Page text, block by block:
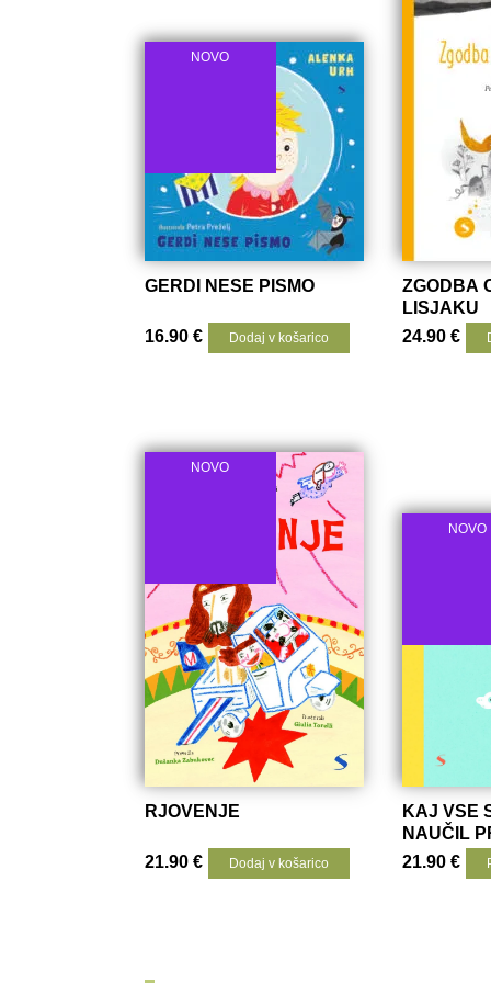
NOVO
GERDI NESE PISMO
16.90€ Dodaj v košarico
ZGODBA
LISJAKU
24.90€
NOVO
RJOVENJE
21.90€ Dodaj v košarico
NOVO
KAJ VSE
NAUČIL
TO SAM)
21.90€